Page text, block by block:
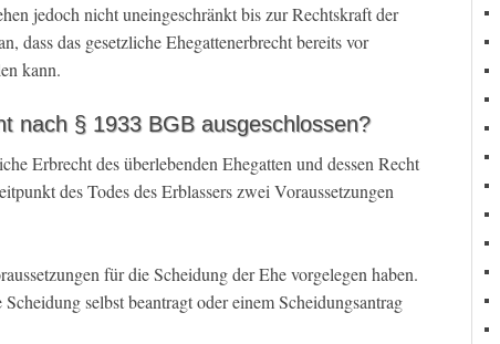
jedoch nicht uneingeschränkt bis zur Rechtskraft der
dass das gesetzliche Ehegattenerbrecht bereits vor
kann.
nach § 1933 BGB ausgeschlossen?
Erbrecht des überlebenden Ehegatten und dessen Recht
des Todes des Erblassers zwei Voraussetzungen
für die Scheidung der Ehe vorgelegen haben.
selbst beantragt oder einem Scheidungsantrag